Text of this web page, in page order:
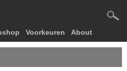
Voorkeuren About